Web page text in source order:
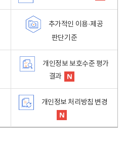
추가적인 이용·제공
판단기준
개인정보 보호수준 평가
결과
개인정보 처리방침 변경